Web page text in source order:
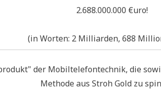
2.688.000.000 €uro!
(in Wor­ten: 2 Mil­li­ar­den, 688
der Mobil­te­le­fon­tech­nik, die
Metho­de aus Stroh Gold zu